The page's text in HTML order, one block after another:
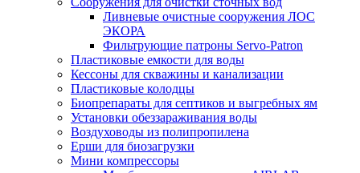
Ливневые очистные сооружения ЛОС
ЭКОРА
Фильтрующие патроны Servo-Patron
Пластиковые емкости для воды
Кессоны для скважины и канализации
Пластиковые колодцы
Биопрепараты для септиков и выгребных ям
Установки обеззараживания воды
Воздуховоды из полипропилена
Ерши для биозагрузки
Мини компрессоры